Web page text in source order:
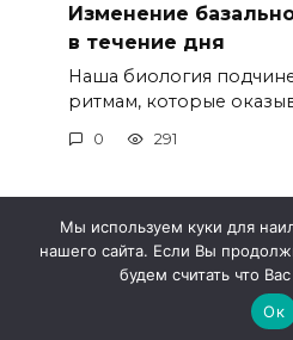
Изменение
в течение дня
Наша биология
ритмам, которые
0 291
© 2026 Метео 4
Мы используем куки для
нашего сайта. Если Вы
будем считать что
Ок